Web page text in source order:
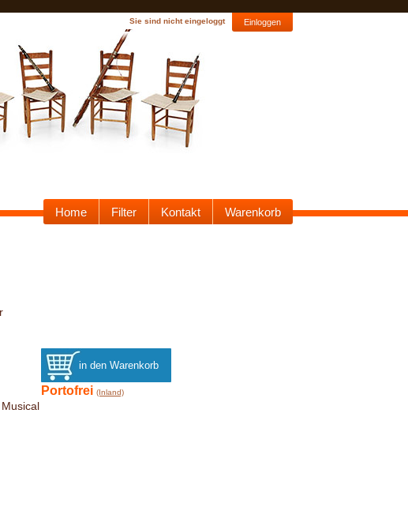
Sie sind nicht eingeloggt Einloggen
Home Filter Kontakt Warenkorb
Portofrei (Inland)